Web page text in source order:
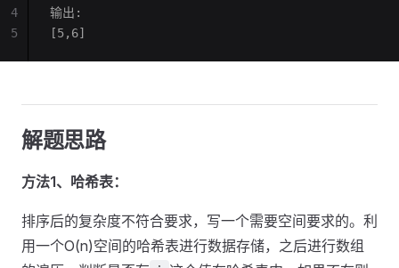
输出:
[5,6]
4
5
解题思路
方法1、哈希表：
排序后的复杂度不符合要求，写一个需要空间要求的。利
用一个O(n)空间的哈希表进行数据存储，之后进行数组